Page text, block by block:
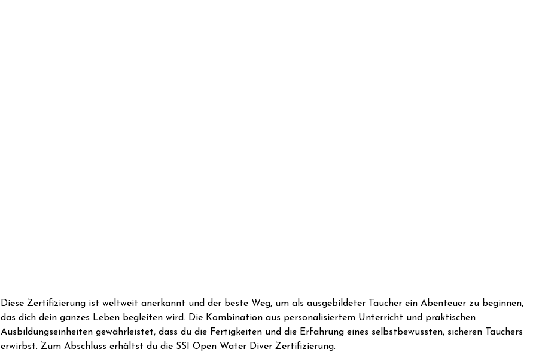
Diese Zertifizierung ist weltweit anerkannt und der beste Weg, um als ausgebildeter Taucher ein Abenteuer zu beginnen,
das dich dein ganzes Leben begleiten wird. Die Kombination aus personalisiertem Unterricht und praktischen
Ausbildungseinheiten gewährleistet, dass du die Fertigkeiten und die Erfahrung eines selbstbewussten, sicheren Tauchers
erwirbst. Zum Abschluss erhältst du die SSI Open Water Diver Zertifizierung.